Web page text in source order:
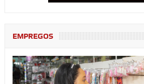
EMPREGOS